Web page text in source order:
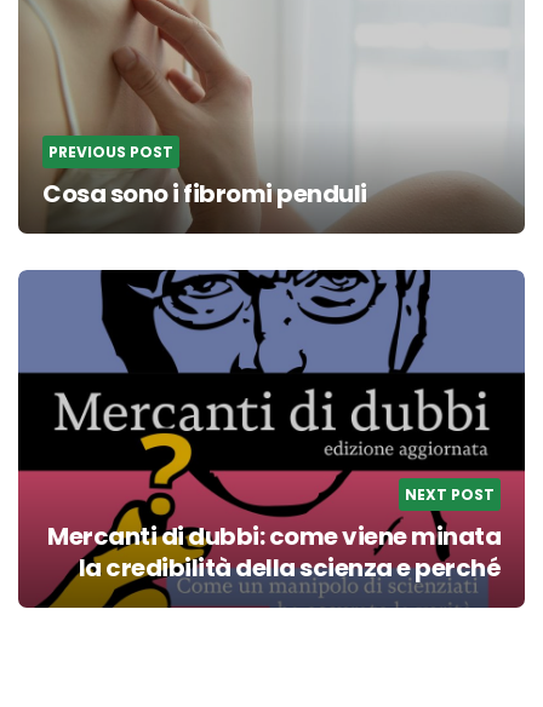
PREVIOUS POST
Cosa sono i fibromi penduli
NEXT POST
Mercanti di dubbi: come viene minata
la credibilità della scienza e perché